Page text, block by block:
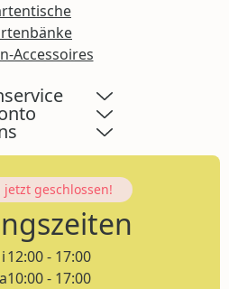
Accessoires
jetzt geschlossen!
12:00 - 17:00
10:00 - 17:00